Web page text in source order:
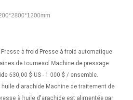
à froid Presse à froid automatique
de tournesol Machine de pressage
630,00 $ US - 1 000 $ / ensemble.
d'arachide Machine de traitement de
à huile d'arachide est alimentée par